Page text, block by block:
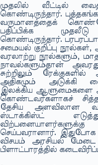
முதலில் வீட்டில்
கொண்டிருந்தார்.
வருமானத்தைக்
பதிப்பிக்க
கொண்டிருந்தார்.
சமையல் குறிப்பு நூல்கள்,
வரலாற்று நூல்களும்,
நாவல்களும்தான்
சுற்றிலும்
அதிகமும் அடுக்கி
இலக்கிய ஆளுமைகளை
கொண்டவர்களாகச்
தேசிய அளவிலான
ஸ்டாக்கிஸ்ட்
செய்பவரானார்.
விசயம் அரசியல் மேடை
பிளாட்பாரத்தில்